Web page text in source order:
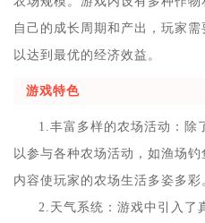
自己的成长周期和产出，玩家
以达到最优的经济效益。
游戏特色
1.丰富多样的农场活动：除
以参与各种农场活动，如渔场
内容使玩家的农场生活多姿多彩
2.天气系统：游戏中引入了